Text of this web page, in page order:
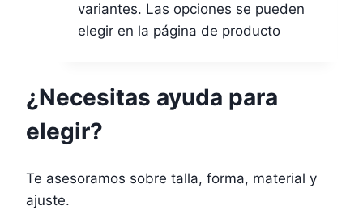
variantes. Las opciones se pueden
elegir en la página de producto
¿Necesitas ayuda para
elegir?
Te asesoramos sobre talla, forma, material y
ajuste.